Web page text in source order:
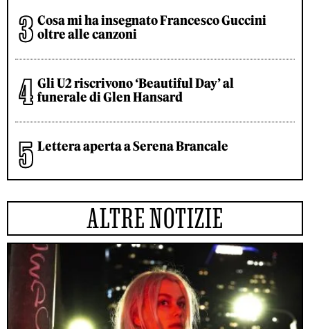
Cosa mi ha insegnato Francesco Guccini
oltre alle canzoni
Gli U2 riscrivono ‘Beautiful Day’ al
funerale di Glen Hansard
Lettera aperta a Serena Brancale
ALTRE NOTIZIE